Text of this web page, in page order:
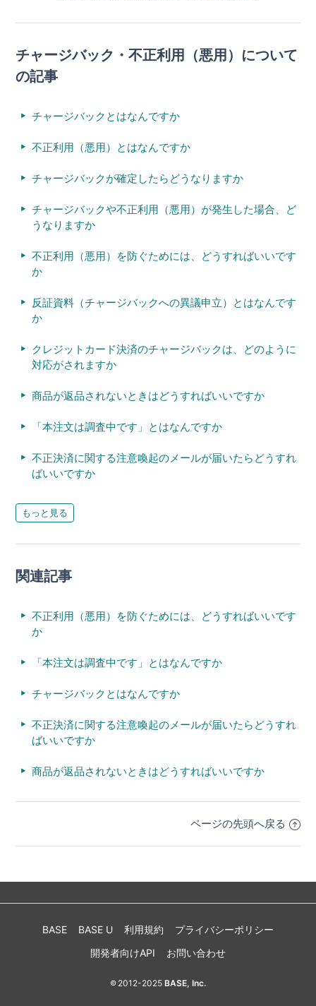
チャージバック・不正利用（悪用）について
の記事
チャージバックとはなんですか
不正利用（悪用）とはなんですか
チャージバックが確定したらどうなりますか
チャージバックや不正利用（悪用）が発生した場合、ど
うなりますか
不正利用（悪用）を防ぐためには、どうすればいいです
か
反証資料（チャージバックへの異議申立）とはなんです
か
クレジットカード決済のチャージバックは、どのように
対応がされますか
商品が返品されないときはどうすればいいですか
「本注文は調査中です」とはなんですか
不正決済に関する注意喚起のメールが届いたらどうすれ
ばいいですか
もっと見る
関連記事
不正利用（悪用）を防ぐためには、どうすればいいです
か
「本注文は調査中です」とはなんですか
チャージバックとはなんですか
不正決済に関する注意喚起のメールが届いたらどうすれ
ばいいですか
商品が返品されないときはどうすればいいですか
ページの先頭へ戻る
BASE BASE U 利用規約
プライバシーポリシー
開発者向けAPI
お問い合わせ
© 2012-2025BASE, Inc.